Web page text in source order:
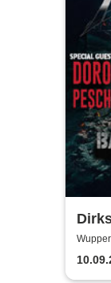
Wall